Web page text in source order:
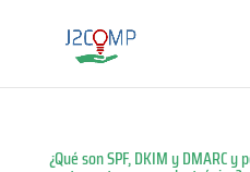
¿Qué son SPF, DKIM y DMARC